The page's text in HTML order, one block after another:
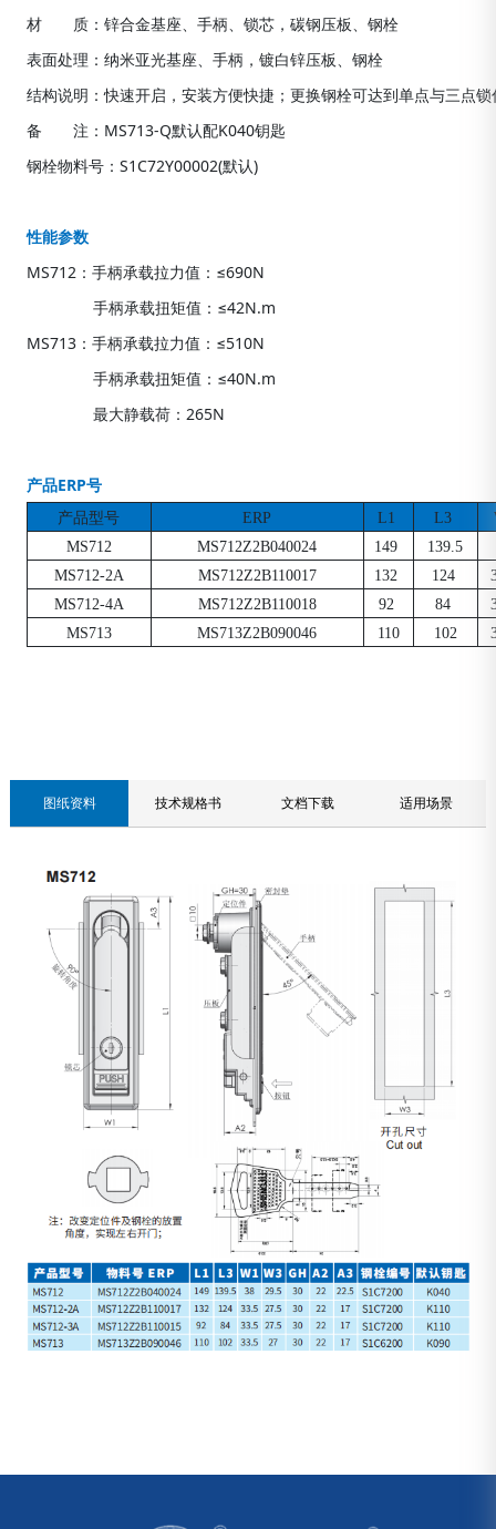
材 质：锌合金基座、手柄、锁芯，碳钢压板、钢栓
表面处理：纳米亚光基座、手柄，镀白锌压板、钢栓
结构说明：快速开启，安装方便快捷；更换钢栓可达到单点与三点
备 注：MS713-Q默认配K040钥匙
钢栓物料号：S1C72Y00002(默认)
性能参数
MS712：手柄承载拉力值：≤690N
手柄承载扭矩值：≤42N.m
MS713：手柄承载拉力值：≤510N
手柄承载扭矩值：≤40N.m
最大静载荷：265N
产品ERP号
产品型号 ERP L1 L3
MS712
MS712Z2B040024 149
139.5
MS712-2A
MS712Z2B110017 132 124
MS712-4A
MS712Z2B110018 92 84
MS713
MS713Z2B090046 110 102
图纸资料 技术规格书 文档下载 适用场景